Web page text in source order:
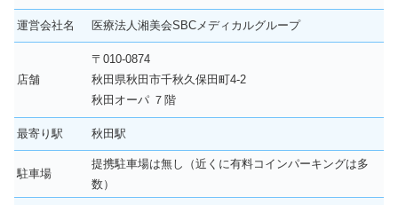
運営会社名 医療法人湘美会SBCメディカルグループ
店舗
〒010-0874
秋田県秋田市千秋久保田町4-2
秋田オーパ ７階
最寄り駅 秋田駅
駐車場
提携駐車場は無し（近くに有料コインパーキングは多
数）